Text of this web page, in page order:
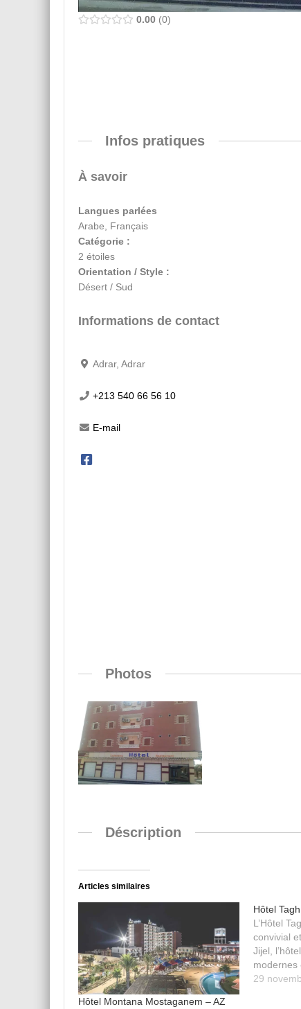
0.00 0
Infos pratiques
À savoir
Langues parlées
Arabe, Français
Catégorie :
2 étoiles
Orientation / Style :
Désert / Sud
Informations de contact
Adrar, Adrar
+213 540 66 56 10
E-mail
Photos
Déscription
Articles similaires
Hôtel Montana Mostaganem – AZ
Hôtel
L’Hôtel
convivial
Jijel,
modernes
29